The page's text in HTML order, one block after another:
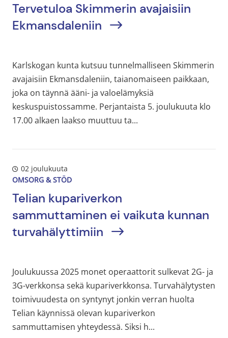
Tervetuloa Skimmerin avajaisiin
Ekmansdaleniin
Karlskogan kunta kutsuu tunnelmalliseen Skimmerin
avajaisiin Ekmansdaleniin, taianomaiseen paikkaan,
joka on täynnä ääni- ja valoelämyksiä
keskuspuistossamme. Perjantaista 5. joulukuuta klo
17.00 alkaen laakso muuttuu ta...
02 joulukuuta
OMSORG & STÖD
Telian kupariverkon
sammuttaminen ei vaikuta kunnan
turvahälyttimiin
Joulukuussa 2025 monet operaattorit sulkevat 2G- ja
3G-verkkonsa sekä kupariverkkonsa. Turvahälytysten
toimivuudesta on syntynyt jonkin verran huolta
Telian käynnissä olevan kupariverkon
sammuttamisen yhteydessä. Siksi h...